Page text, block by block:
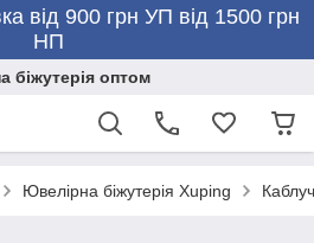
від 900 грн УП від 1500 грн
НП
оптом
Ювелірна біжутерія Xuping